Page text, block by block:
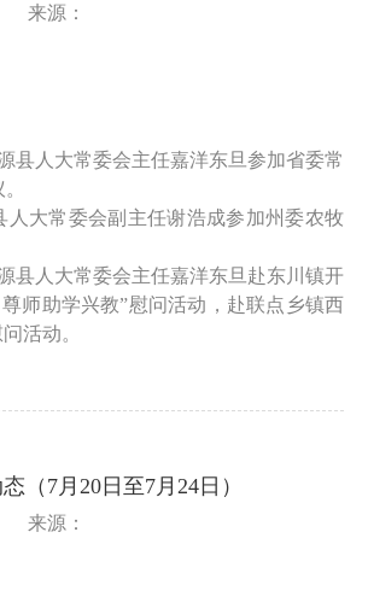
来源：
人大常委会主任嘉洋东旦参加省委常
大常委会副主任谢浩成参加州委农牧
人大常委会主任嘉洋东旦赴东川镇开
师助学兴教”慰问活动，赴联点乡镇西
活动。
（7月20日至7月24日）
来源：